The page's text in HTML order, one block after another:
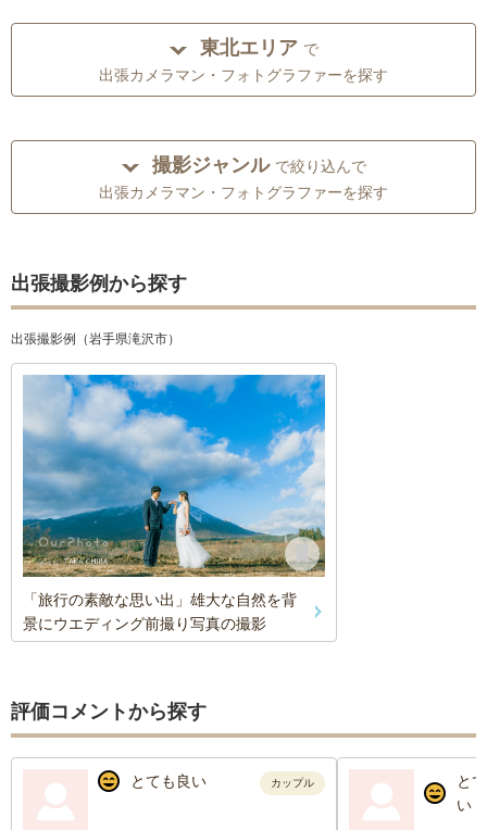
東北エリア で
出張カメラマン・フォトグラファーを探す
撮影ジャンル で絞り込んで
出張カメラマン・フォトグラファーを探す
出張撮影例から探す
出張撮影例（岩手県滝沢市）
「旅行の素敵な思い出」雄大な自然を背
景にウエディング前撮り写真の撮影
評価コメントから探す
とても良い カップル
と
い